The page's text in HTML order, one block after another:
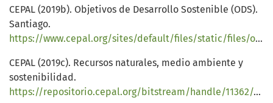
CEPAL (2019b). Objetivos de Desarrollo Sostenible (ODS).
Santiago.
https://www.cepal.org/sites/default/files/static/files/ods12_c1900731_press.pdf
CEPAL (2019c). Recursos naturales, medio ambiente y
sostenibilidad.
https://repositorio.cepal.org/bitstream/handle/11362/44785/1/S1900378_es.pdf